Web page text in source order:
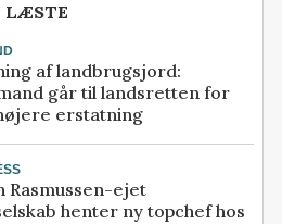
LÆSTE
af landbrugsjord:
går til landsretten for
erstatning
Rasmussen-ejet
henter ny topchef hos